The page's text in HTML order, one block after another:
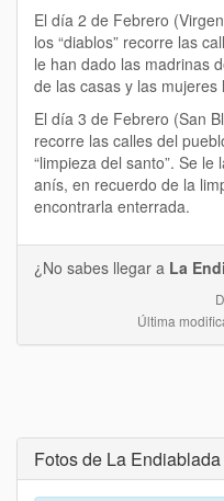
El día 2 de Febrero
los “diablos” recorre las
le han dado las madrinas
de las casas y las
El día 3 de Febrero (San
recorre las calles del
“limpieza del santo”. Se
anís, en recuerdo de la
encontrarla enterrada.
¿No sabes llegar a La
Última
Fotos de La Endiablada